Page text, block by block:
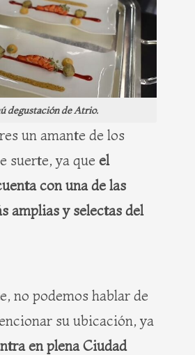
degustación de Atrio.
un amante de los
suerte, ya que el
con una de las
amplias y selectas del
no podemos hablar de
su ubicación, ya
en plena Ciudad